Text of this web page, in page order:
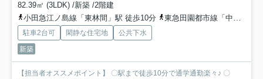
82.39㎡ (3LDK) /新築 /2階建
小田急江ノ島線「東林間」駅 徒歩10分
東急田園都市線「中央林間」駅 徒歩14分
駐車2台可 閑静な住宅地
公共下水
新築
【担当者オススメポイント】 〇駅まで徒歩10分で通学通勤楽々♪ 〇